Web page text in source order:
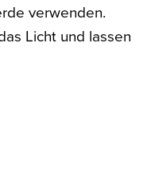
verwenden.
Licht und lassen